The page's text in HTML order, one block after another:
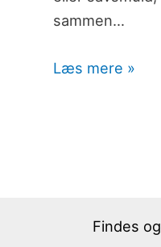
sammen…
Læs mere »
Findes